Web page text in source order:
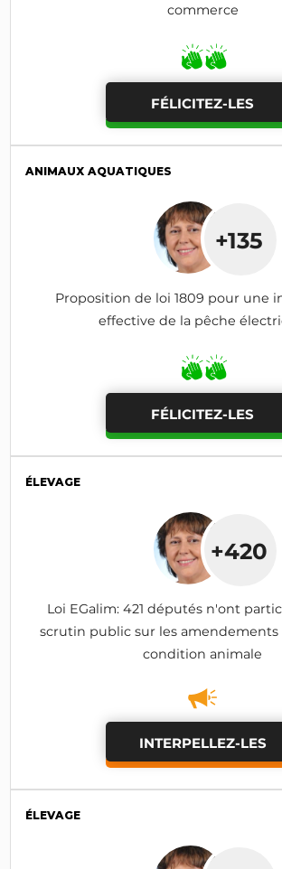
commerce
FÉLICITEZ-LES
ANIMAUX AQUATIQUES
+135
Proposition de loi 1809 pour une interdiction
effective de la pêche
FÉLICITEZ-LES
ÉLEVAGE
+420
Loi EGalim: 421 députés n'ont
scrutin public sur les
condition animale
INTERPELLEZ-LES
ÉLEVAGE